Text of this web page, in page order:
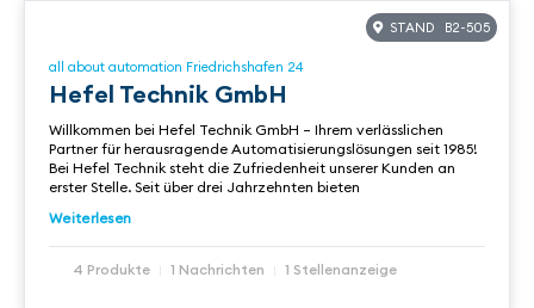
STAND B2-505
all about automation Friedrichshafen 24
Hefel Technik GmbH
Willkommen bei Hefel Technik GmbH – Ihrem verlässlichen
Partner für herausragende Automatisierungslösungen seit 1985!
Bei Hefel Technik steht die Zufriedenheit unserer Kunden an
erster Stelle. Seit über drei Jahrzehnten bieten
Weiterlesen
4 Produkte 1 Nachrichten 1 Stellenanzeige